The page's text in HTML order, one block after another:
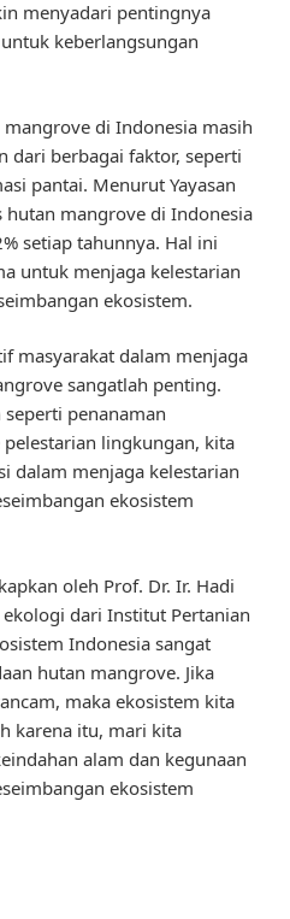
menyadari pentingnya
keberlangsungan
di Indonesia masih
dari berbagai faktor, seperti
pantai. Menurut Yayasan
hutan mangrove di Indonesia
setiap tahunnya. Hal ini
untuk menjaga kelestarian
ekosistem.
masyarakat dalam menjaga
sangatlah penting.
penanaman
lingkungan, kita
dalam menjaga kelestarian
ekosistem
oleh Prof. Dr. Ir. Hadi
dari Institut Pertanian
Indonesia sangat
hutan mangrove. Jika
maka ekosistem kita
karena itu, mari kita
alam dan kegunaan
ekosistem